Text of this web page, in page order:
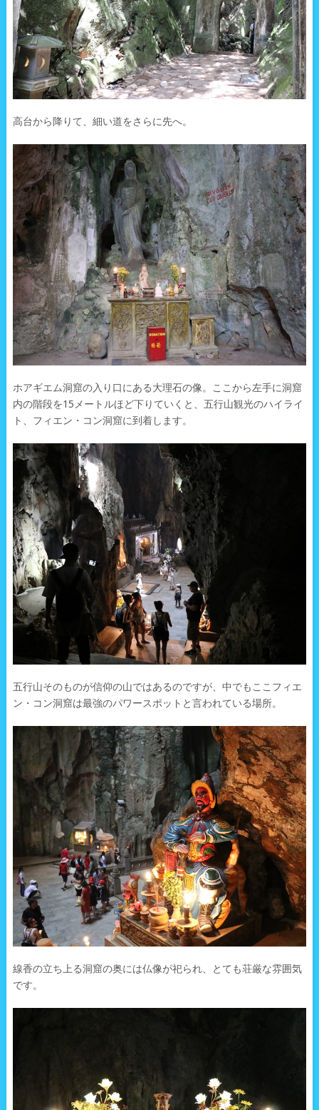
高台から降りて、細い道をさらに先へ。
ホアギエム洞窟の入り口にある大理石の像。ここから左手に洞窟
内の階段を15メートルほど下りていくと、五行山観光のハイライ
ト、フィエン・コン洞窟に到着します。
五行山そのものが信仰の山ではあるのですが、中でもここフィエ
ン・コン洞窟は最強のパワースポットと言われている場所。
線香の立ち上る洞窟の奥には仏像が祀られ、とても荘厳な雰囲気
です。